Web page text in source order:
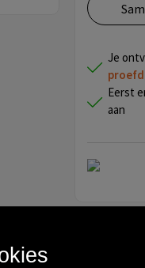
Je
Eerst
aan